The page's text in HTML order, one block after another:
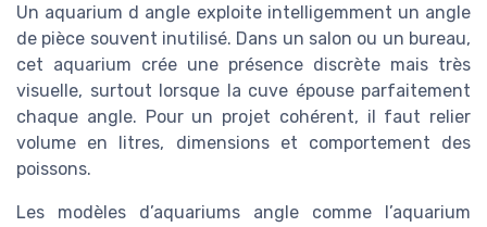
Un aquarium d angle exploite intelligemment un angle
de pièce souvent inutilisé. Dans un salon ou un bureau,
cet aquarium crée une présence discrète mais très
visuelle, surtout lorsque la cuve épouse parfaitement
chaque angle. Pour un projet cohérent, il faut relier
volume en litres, dimensions et comportement des
poissons.
Les modèles d’aquariums angle comme l’aquarium